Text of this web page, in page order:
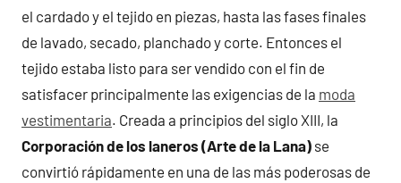
el cardado y el tejido en piezas, hasta las fases finales
de lavado, secado, planchado y corte. Entonces el
tejido estaba listo para ser vendido con el fin de
satisfacer principalmente las exigencias de la moda
vestimentaria. Creada a principios del siglo XIII, la
Corporación de los laneros (Arte de la Lana) se
convirtió rápidamente en una de las más poderosas de